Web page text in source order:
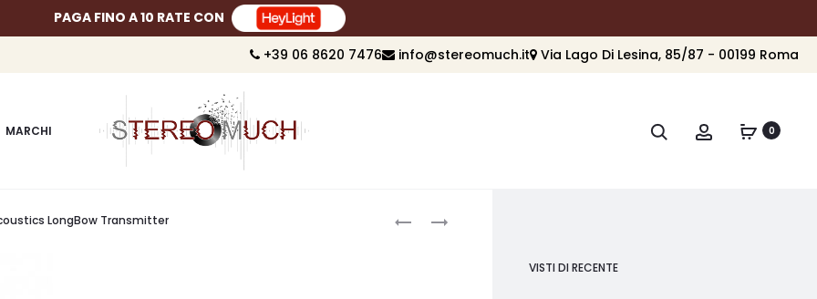
PAGA FINO A 10 RATE CON
+39 06 8620 7476 info@stereomuch.it Via Lago Di Lesina, 85/87 - 00199 Roma
MARCHI Cerca Account 0
Product
navigation
THORENS
LongBow Transmitter
VISTI DI RECENTE